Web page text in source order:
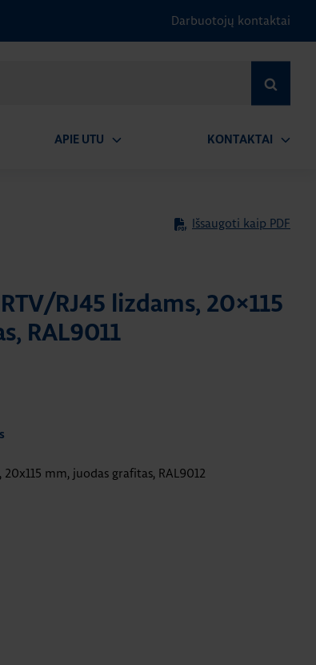
Darbuotojų kontaktai
APIE UTU KONTAKTAI
Išsaugoti kaip PDF
RJ45 lizdams, 20×115
RAL9011
mm, juodas grafitas, RAL9012